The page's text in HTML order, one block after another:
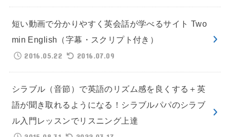
短い動画で分かりやすく英会話が学べるサイト Two
min English（字幕・スクリプト付き）
2016.05.22
2016.07.09
シラブル（音節）で英語のリズム感を良くする＋英
語が聞き取れるようになる！シラブルパパのシラブ
ル入門レッスンでリスニング上達